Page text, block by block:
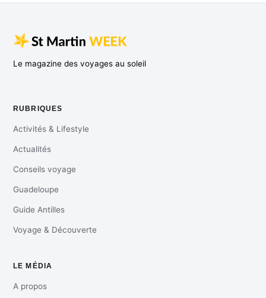
Le magazine des voyages au soleil
RUBRIQUES
Activités & Lifestyle
Actualités
Conseils voyage
Guadeloupe
Guide Antilles
Voyage & Découverte
LE MÉDIA
A propos